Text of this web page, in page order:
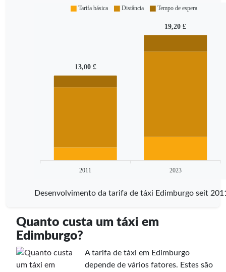
13,00 £
19,20 £
2011 2023
Tarifa básica Distância Tempo de espera
Desenvolvimento da tarifa de táxi Edimburgo seit
Quanto custa um táxi em
Edimburgo?
A tarifa de táxi em Edimburgo
depende de vários fatores. Estes são